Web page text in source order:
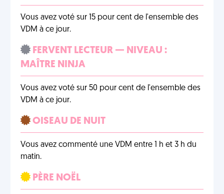
Vous avez voté sur 15 pour cent de l'ensemble des
VDM à ce jour.
FERVENT LECTEUR — NIVEAU :
MAÎTRE NINJA
Vous avez voté sur 50 pour cent de l'ensemble des
VDM à ce jour.
OISEAU DE NUIT
Vous avez commenté une VDM entre 1 h et 3 h du
matin.
PÈRE NOËL